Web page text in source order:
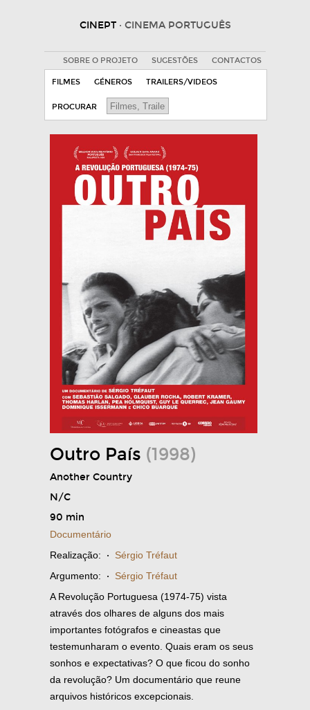
CINEPT · CINEMA PORTUGUÊS
SOBRE O PROJETO SUGESTÕES CONTACTOS
FILMES GÉNEROS TRAILERS/VIDEOS
PROCURAR
Outro País (1998)
Another Country
N/C
90 min
Documentário
Realização: · Sérgio Tréfaut
Argumento: · Sérgio Tréfaut
A Revolução Portuguesa (1974-75) vista
através dos olhares de alguns dos mais
importantes fotógrafos e cineastas que
testemunharam o evento. Quais eram os seus
sonhos e expectativas? O que ficou do sonho
da revolução? Um documentário que reune
arquivos históricos excepcionais.